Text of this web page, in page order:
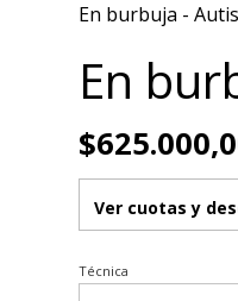
En burbuja -
En
Ver cuotas y
Técnica